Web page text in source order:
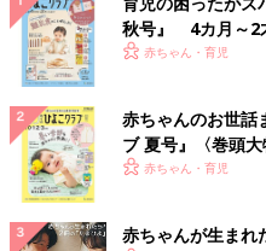
秋号』 4カ月～2
いっぱい！
赤ちゃん・育児
赤ちゃんのお世話
ブ 夏号』〈巻頭
く！ おっぱい・ミ
赤ちゃん・育児
赤ちゃんが生まれ